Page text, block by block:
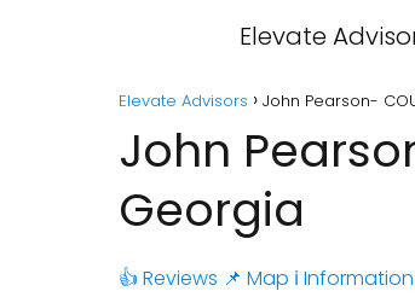
Elevate
Elevate Advisors John Pearson-
John
Georgia
👍 Reviews 📌 Map ℹ️ Information